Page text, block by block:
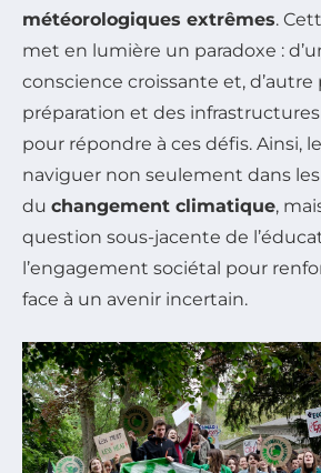
météorologiques extrêmes.
met en lumière un paradoxe :
conscience croissante et, d’autre
préparation et des
pour répondre à ces défis. Ainsi,
naviguer non seulement dans
du changement climatique,
question sous-jacente de
l’engagement sociétal pour
face à un avenir incertain.